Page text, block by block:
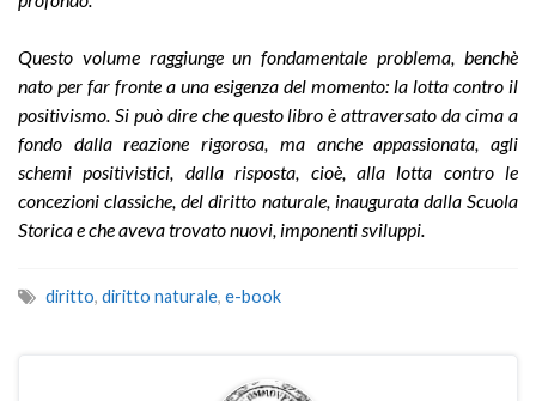
Questo volume raggiunge un fondamentale problema, benchè
nato per far fronte a una esigenza del momento: la lotta contro il
positivismo. Si può dire che questo libro è attraversato da cima a
fondo dalla reazione rigorosa, ma anche appassionata, agli
schemi positivistici, dalla risposta, cioè, alla lotta contro le
concezioni classiche, del diritto naturale, inaugurata dalla Scuola
Storica e che aveva trovato nuovi, imponenti sviluppi.
diritto, diritto naturale, e-book